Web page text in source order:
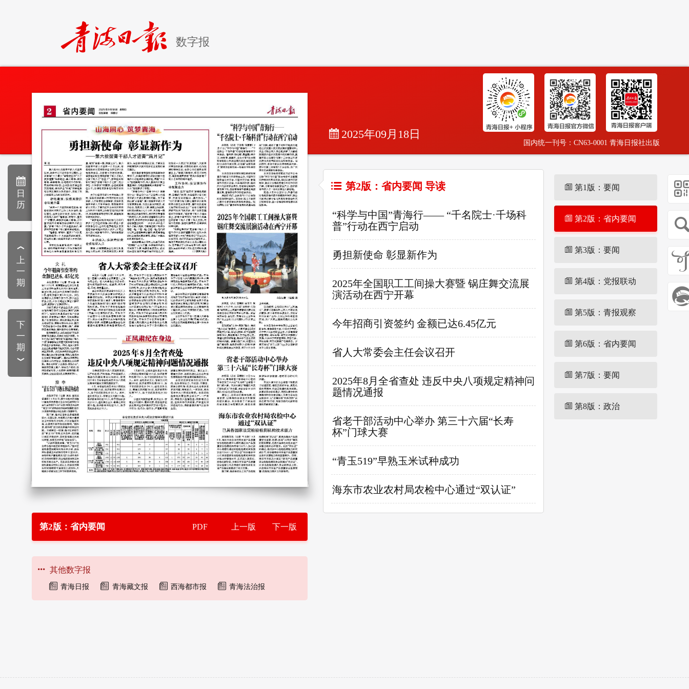
数字报
2025年09月18日
国内统一刊号：CN63-0001 青海日报社出版
第2版：省内要闻 PDF 上一版 下一版
其他数字报
青海日报 青海藏文报 西海都市报 青海法治报
日
历
上
一
期
下
一
期
第2版：省内要闻 导读
“科学与中国”青海行—— “千名院士·千场科
普”行动在西宁启动
勇担新使命 彰显新作为
2025年全国职工工间操大赛暨 锅庄舞交流展
演活动在西宁开幕
今年招商引资签约 金额已达6.45亿元
省人大常委会主任会议召开
2025年8月全省查处 违反中央八项规定精神问
题情况通报
省老干部活动中心举办 第三十六届“长寿
杯”门球大赛
“青玉519”早熟玉米试种成功
海东市农业农村局农检中心通过“双认证”
第1版：要闻
第2版：省内要闻
第3版：要闻
第4版：党报联动
第5版：青报观察
第6版：省内要闻
第7版：要闻
第8版：政治